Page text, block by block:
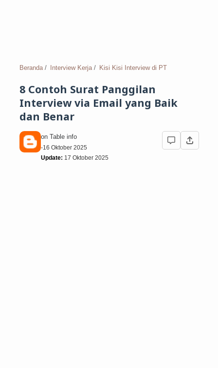
EPPS
Download Soal
Tidak Bersekolah
Beranda Interview Kerja Kisi Kisi Interview di PT
8 Contoh Surat Panggilan
Interview via Email yang Baik
dan Benar
on Table info
-16 Oktober 2025
Update: 17 Oktober 2025